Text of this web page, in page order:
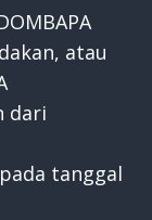
atau
dari
tanggal